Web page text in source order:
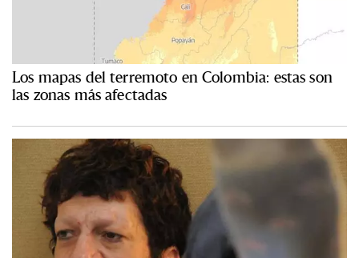
Los mapas del terremoto en Colombia: estas son
las zonas más afectadas